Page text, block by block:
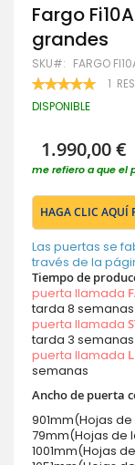
Saltar
al
comienzo
de
la
galería
de
Fargo
grandes
SKU FARGO
VALORACIÓN:
100 100
1
DISPONIBLE
1.990,00 €
me refiero a que el
HAGA CLIC AQUÍ
Las puertas se
través de la
Tiempo de
puerta llamada
tarda 8 semanas
puerta llamada
tarda 3 semanas
puerta llamada
semanas
Ancho de puerta
901mm(Hojas
79mm(Hojas de
1001mm(Hojas